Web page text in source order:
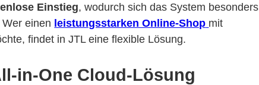
Einstieg, wodurch sich das System besonders
einen leistungsstarken Online-Shop mit
findet in JTL eine flexible Lösung.
in-One Cloud-Lösung